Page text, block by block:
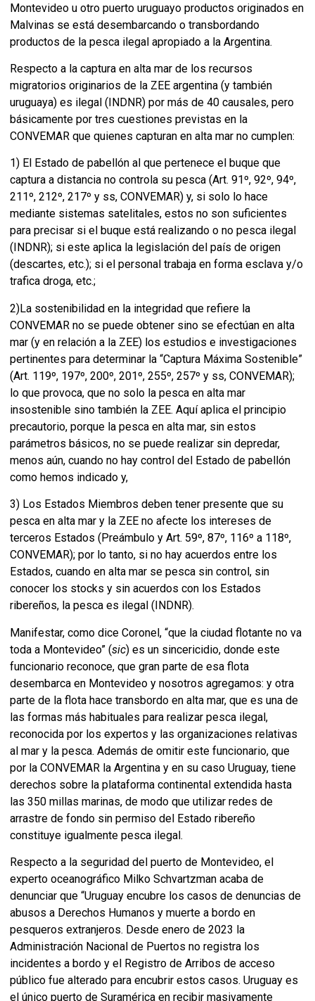
Montevideo u otro puerto uruguayo productos originados en
Malvinas se está desembarcando o transbordando
productos de la pesca ilegal apropiado a la Argentina.
Respecto a la captura en alta mar de los recursos
migratorios originarios de la ZEE argentina (y también
uruguaya) es ilegal (INDNR) por más de 40 causales, pero
básicamente por tres cuestiones previstas en la
CONVEMAR que quienes capturan en alta mar no cumplen:
1) El Estado de pabellón al que pertenece el buque que
captura a distancia no controla su pesca (Art. 91º, 92º, 94º,
211º, 212º, 217º y ss, CONVEMAR) y, si solo lo hace
mediante sistemas satelitales, estos no son suficientes
para precisar si el buque está realizando o no pesca ilegal
(INDNR); si este aplica la legislación del país de origen
(descartes, etc.); si el personal trabaja en forma esclava y/o
trafica droga, etc.;
2)La sostenibilidad en la integridad que refiere la
CONVEMAR no se puede obtener sino se efectúan en alta
mar (y en relación a la ZEE) los estudios e investigaciones
pertinentes para determinar la “Captura Máxima Sostenible”
(Art. 119º, 197º, 200º, 201º, 255º, 257º y ss, CONVEMAR);
lo que provoca, que no solo la pesca en alta mar
insostenible sino también la ZEE. Aquí aplica el principio
precautorio, porque la pesca en alta mar, sin estos
parámetros básicos, no se puede realizar sin depredar,
menos aún, cuando no hay control del Estado de pabellón
como hemos indicado y,
3) Los Estados Miembros deben tener presente que su
pesca en alta mar y la ZEE no afecte los intereses de
terceros Estados (Preámbulo y Art. 59º, 87º, 116º a 118º,
CONVEMAR); por lo tanto, si no hay acuerdos entre los
Estados, cuando en alta mar se pesca sin control, sin
conocer los stocks y sin acuerdos con los Estados
ribereños, la pesca es ilegal (INDNR).
Manifestar, como dice Coronel, “que la ciudad flotante no va
toda a Montevideo” (sic) es un sincericidio, donde este
funcionario reconoce, que gran parte de esa flota
desembarca en Montevideo y nosotros agregamos: y otra
parte de la flota hace transbordo en alta mar, que es una de
las formas más habituales para realizar pesca ilegal,
reconocida por los expertos y las organizaciones relativas
al mar y la pesca. Además de omitir este funcionario, que
por la CONVEMAR la Argentina y en su caso Uruguay, tiene
derechos sobre la plataforma continental extendida hasta
las 350 millas marinas, de modo que utilizar redes de
arrastre de fondo sin permiso del Estado ribereño
constituye igualmente pesca ilegal.
Respecto a la seguridad del puerto de Montevideo, el
experto oceanográfico Milko Schvartzman acaba de
denunciar que “Uruguay encubre los casos de denuncias de
abusos a Derechos Humanos y muerte a bordo en
pesqueros extranjeros. Desde enero de 2023 la
Administración Nacional de Puertos no registra los
incidentes a bordo y el Registro de Arribos de acceso
público fue alterado para encubrir estos casos. Uruguay es
el único puerto de Suramérica en recibir masivamente